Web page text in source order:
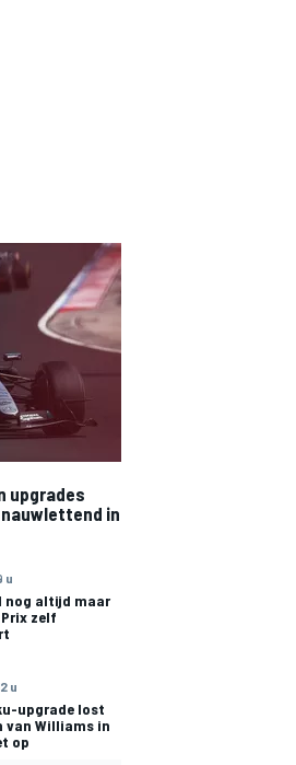
upgrades
in
u
nog altijd maar
Prix zelf
u
upgrade lost
van Williams in
op